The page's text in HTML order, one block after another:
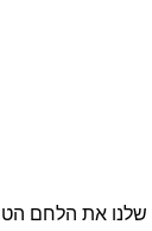
את הלחם